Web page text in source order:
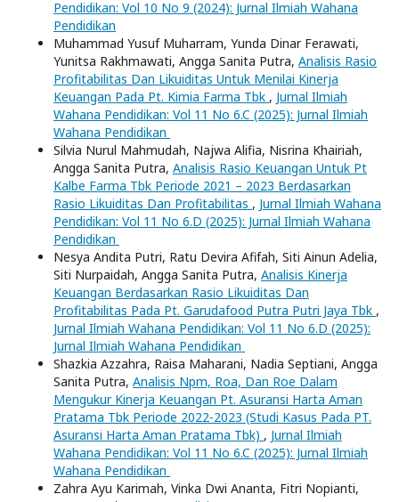
Pendidikan: Vol 10 No 9 (2024): Jurnal Ilmiah Wahana
Pendidikan
Muhammad Yusuf Muharram, Yunda Dinar Ferawati,
Yunitsa Rakhmawati, Angga Sanita Putra, Analisis Rasio
Profitabilitas Dan Likuiditas Untuk Menilai Kinerja
Keuangan Pada Pt. Kimia Farma Tbk , Jurnal Ilmiah
Wahana Pendidikan: Vol 11 No 6.C (2025): Jurnal Ilmiah
Wahana Pendidikan
Silvia Nurul Mahmudah, Najwa Alifia, Nisrina Khairiah,
Angga Sanita Putra, Analisis Rasio Keuangan Untuk Pt
Kalbe Farma Tbk Periode 2021 – 2023 Berdasarkan
Rasio Likuiditas Dan Profitabilitas , Jurnal Ilmiah Wahana
Pendidikan: Vol 11 No 6.D (2025): Jurnal Ilmiah Wahana
Pendidikan
Nesya Andita Putri, Ratu Devira Afifah, Siti Ainun Adelia,
Siti Nurpaidah, Angga Sanita Putra, Analisis Kinerja
Keuangan Berdasarkan Rasio Likuiditas Dan
Profitabilitas Pada Pt. Garudafood Putra Putri Jaya Tbk ,
Jurnal Ilmiah Wahana Pendidikan: Vol 11 No 6.D (2025):
Jurnal Ilmiah Wahana Pendidikan
Shazkia Azzahra, Raisa Maharani, Nadia Septiani, Angga
Sanita Putra, Analisis Npm, Roa, Dan Roe Dalam
Mengukur Kinerja Keuangan Pt. Asuransi Harta Aman
Pratama Tbk Periode 2022-2023 (Studi Kasus Pada PT.
Asuransi Harta Aman Pratama Tbk) , Jurnal Ilmiah
Wahana Pendidikan: Vol 11 No 6.C (2025): Jurnal Ilmiah
Wahana Pendidikan
Zahra Ayu Karimah, Vinka Dwi Ananta, Fitri Nopianti,